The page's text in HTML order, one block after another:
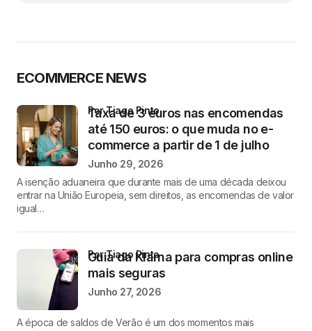
ECOMMERCE NEWS
Taxa de 3 euros nas encomendas
até 150 euros: o que muda no e-
commerce a partir de 1 de julho
por Tiago Pinto
Junho 29, 2026
A isenção aduaneira que durante mais de uma década deixou
entrar na União Europeia, sem direitos, as encomendas de valor
igual…
Guia da Klarna para compras online
mais seguras
por Tiago Pinto
Junho 27, 2026
A época de saldos de Verão é um dos momentos mais